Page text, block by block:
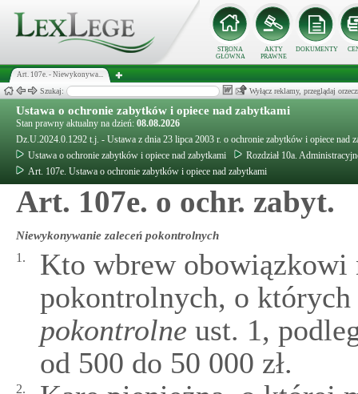
STRONA
GŁÓWNA
AKTY
PRAWNE
DOKUMENTY
Art. 107e. - Niewykonywa...
Szukaj: Wyłącz reklamy, przeglądaj
Ustawa o ochronie zabytków i opiece nad zabytkami
Stan prawny aktualny na dzień: 08.08.2026
Dz.U.2024.0.1292 t.j. - Ustawa z dnia 23 lipca 2003 r. o ochronie zabytków i opiece nad
Ustawa o ochronie zabytków i opiece nad zabytkami
Rozdział 10a.
Art. 107e. Ustawa o ochronie zabytków i opiece nad zabytkami
Art. 107e. o ochr. zabyt.
Niewykonywanie zaleceń pokontrolnych
1.
Kto wbrew obowiązkowi
pokontrolnych, o
pokontrolne ust. 1,
od 500 do 50 000 zł.
2.